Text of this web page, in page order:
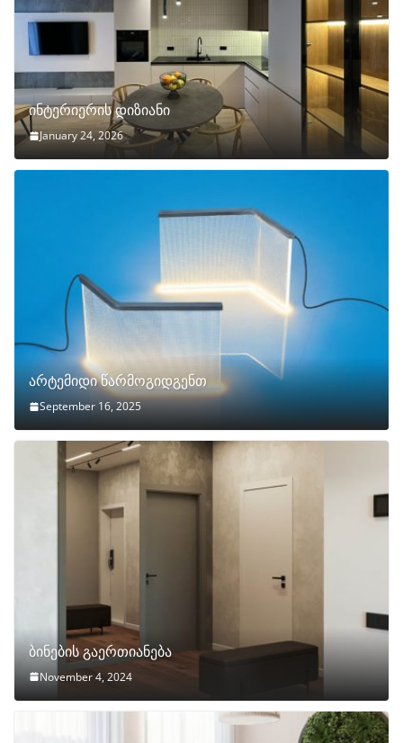
ინტერიერის დიზიანი
January 24, 2026
არტემიდი წარმოგიდგენთ
September 16, 2025
ბინების გაერთიანება
November 4, 2024